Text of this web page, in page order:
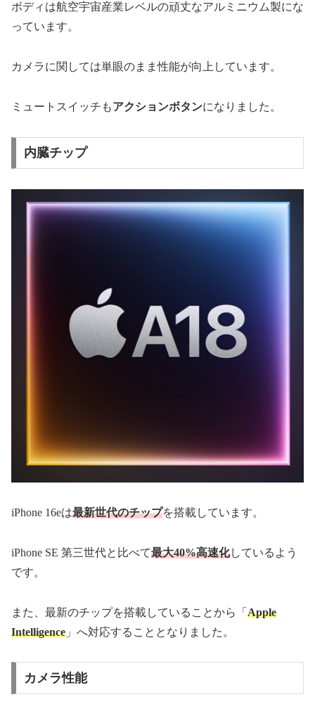
ボディは航空宇宙産業レベルの頑丈なアルミニウム製にな
っています。
カメラに関しては単眼のまま性能が向上しています。
ミュートスイッチもアクションボタンになりました。
内臓チップ
iPhone 16eは最新世代のチップを搭載しています。
iPhone SE 第三世代と比べて最大40%高速化しているよう
です。
また、最新のチップを搭載していることから「 Apple
Intelligence 」へ対応することとなりました。
カメラ性能